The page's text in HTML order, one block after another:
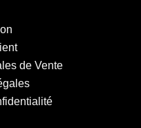
de Vente